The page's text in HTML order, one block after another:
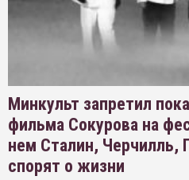
Минкульт запретил
фильма Сокурова на
нем Сталин, Черчилль,
спорят о жизни